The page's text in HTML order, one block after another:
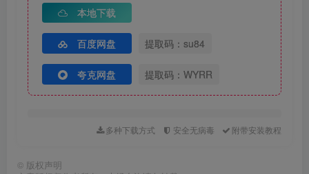
本地下载
百度网盘 提取码：su84
夸克网盘 提取码：WYRR
多种下载方式 安全无病毒 附带安装教程
© 版权声明